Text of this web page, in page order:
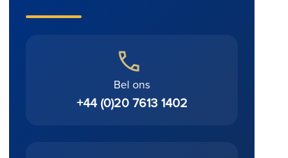
Bel ons
+44 (0)20 7613 1402